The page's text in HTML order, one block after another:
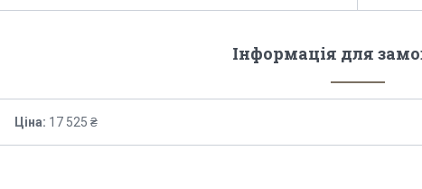
Інформація для
Ціна: 17 525 ₴